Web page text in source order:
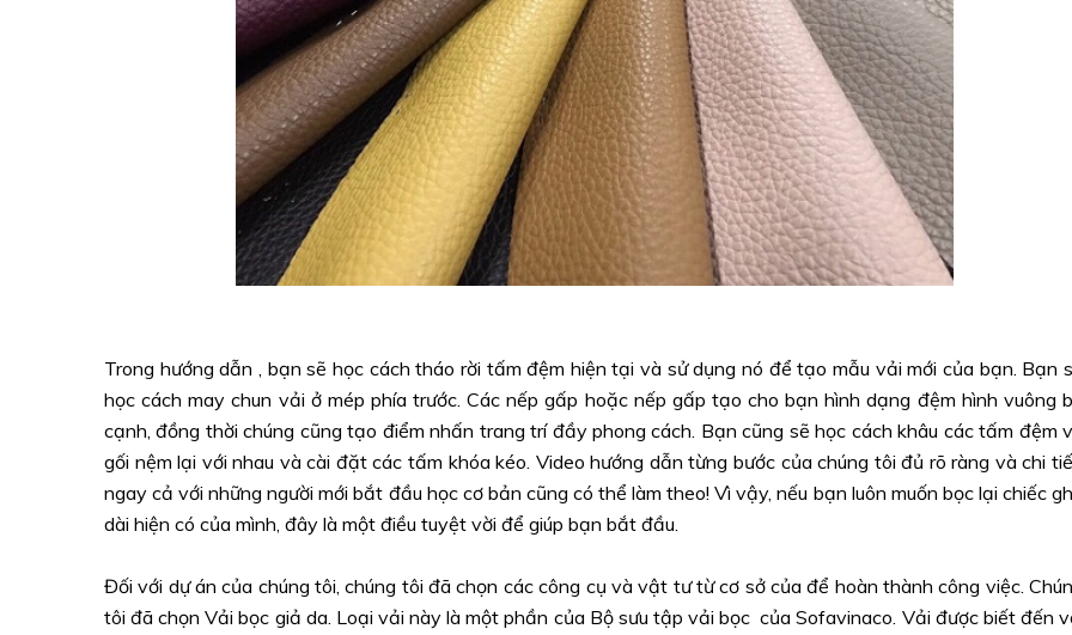
Trong hướng dẫn , bạn sẽ học cách tháo rời tấm đệm hiện tại và sử dụng nó để tạo mẫu vải mới của bạn. Bạn
học cách may chun vải ở mép phía trước. Các nếp gấp hoặc nếp gấp tạo cho bạn hình dạng đệm hình vuông
cạnh, đồng thời chúng cũng tạo điểm nhấn trang trí đầy phong cách. Bạn cũng sẽ học cách khâu các tấm đệm
gối nệm lại với nhau và cài đặt các tấm khóa kéo. Video hướng dẫn từng bước của chúng tôi đủ rõ ràng và chi
ngay cả với những người mới bắt đầu học cơ bản cũng có thể làm theo! Vì vậy, nếu bạn luôn muốn bọc lại chiếc
dài hiện có của mình, đây là một điều tuyệt vời để giúp bạn bắt đầu.
Đối với dự án của chúng tôi, chúng tôi đã chọn các công cụ và vật tư từ cơ sở của để hoàn thành công việc.
tôi đã chọn Vải bọc giả da. Loại vải này là một phần của Bộ sưu tập vải bọc của Sofavinaco. Vải được biết đến